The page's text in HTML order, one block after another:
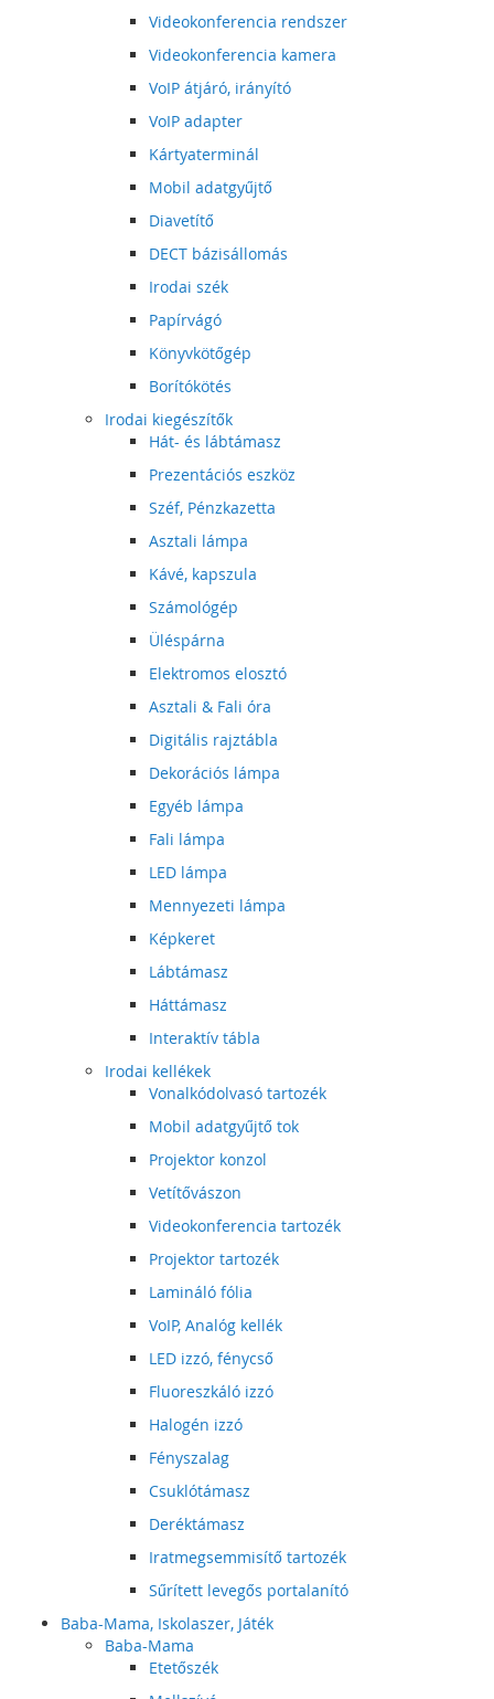
Videokonferencia rendszer
Videokonferencia kamera
VoIP átjáró, irányító
VoIP adapter
Kártyaterminál
Mobil adatgyűjtő
Diavetítő
DECT bázisállomás
Irodai szék
Papírvágó
Könyvkötőgép
Borítókötés
Irodai kiegészítők
Hát- és lábtámasz
Prezentációs eszköz
Széf, Pénzkazetta
Asztali lámpa
Kávé, kapszula
Számológép
Üléspárna
Elektromos elosztó
Asztali & Fali óra
Digitális rajztábla
Dekorációs lámpa
Egyéb lámpa
Fali lámpa
LED lámpa
Mennyezeti lámpa
Képkeret
Lábtámasz
Háttámasz
Interaktív tábla
Irodai kellékek
Vonalkódolvasó tartozék
Mobil adatgyűjtő tok
Projektor konzol
Vetítővászon
Videokonferencia tartozék
Projektor tartozék
Lamináló fólia
VoIP, Analóg kellék
LED izzó, fénycső
Fluoreszkáló izzó
Halogén izzó
Fényszalag
Csuklótámasz
Deréktámasz
Iratmegsemmisítő tartozék
Sűrített levegős portalanító
Baba-Mama, Iskolaszer, Játék
Baba-Mama
Etetőszék